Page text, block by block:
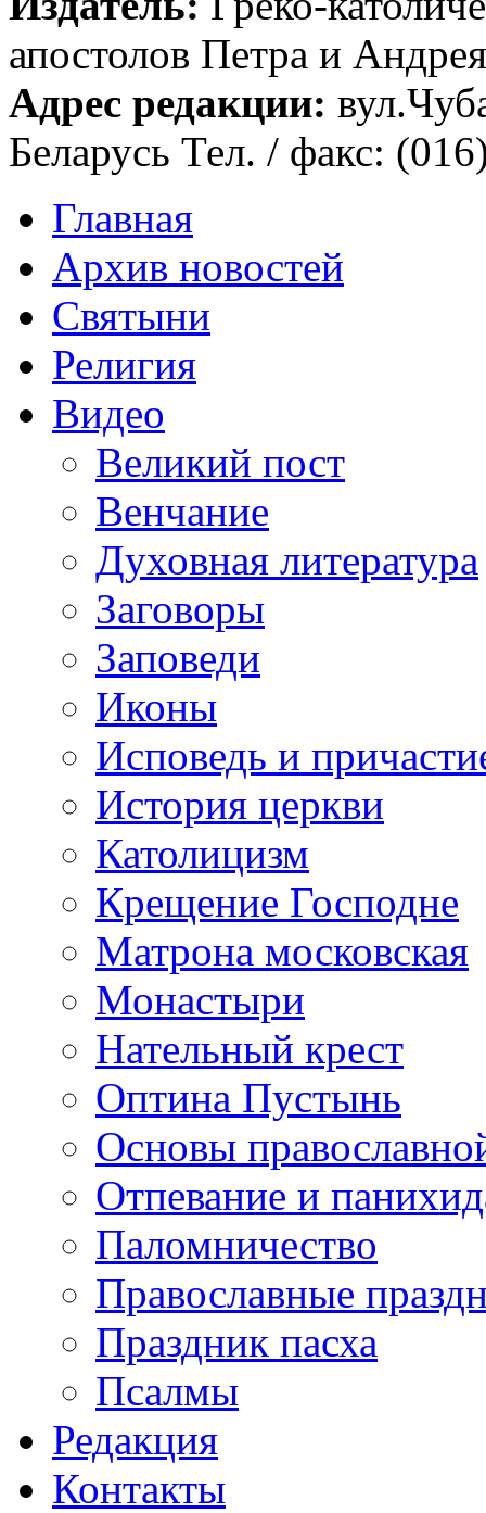
апостолов Петра и
Адрес редакции:
Беларусь Тел. / факс:
Главная
Архив новостей
Святыни
Религия
Видео
Великий пост
Венчание
Духовная литература
Заговоры
Заповеди
Иконы
Исповедь и
История церкви
Католицизм
Крещение Господне
Матрона московская
Монастыри
Нательный крест
Оптина Пустынь
Основы
Отпевание и
Паломничество
Православные
Праздник пасха
Псалмы
Редакция
Контакты